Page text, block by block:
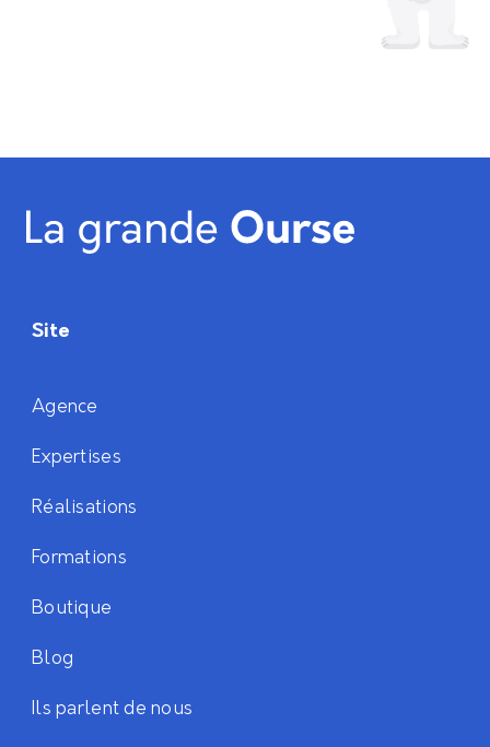
Site
Agence
Expertises
Réalisations
Formations
Boutique
Blog
Ils parlent de nous